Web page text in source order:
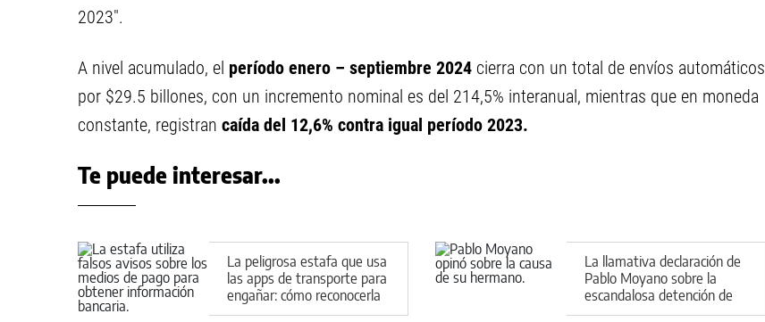
2023".
A nivel acumulado, el período enero – septiembre 2024 cierra con un total de envíos automáticos
por $29.5 billones, con un incremento nominal es del 214,5% interanual, mientras que en moneda
constante, registran caída del 12,6% contra igual período 2023.
Te puede interesar...
La peligrosa estafa que usa
las apps de transporte para
engañar: cómo reconocerla
La llamativa declaración de
Pablo Moyano sobre la
escandalosa detención de
su hermano Facundo